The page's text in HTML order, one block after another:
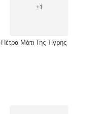
+1
Μάτι Της Τίγρης